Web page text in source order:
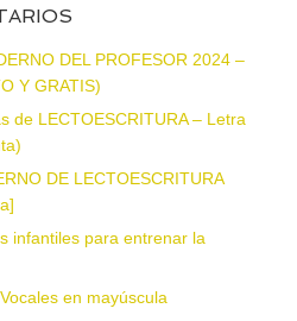
DEL PROFESOR 2024 –
Y GRATIS)
de LECTOESCRITURA – Letra
DE LECTOESCRITURA
infantiles para entrenar la
en mayúscula